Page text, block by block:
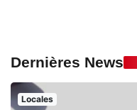
Dernières News
Locales